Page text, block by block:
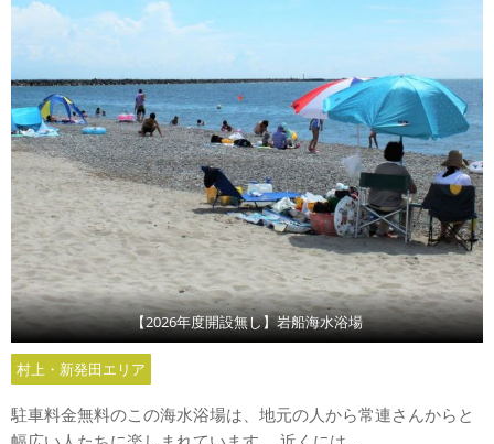
【2026年度開設無し】岩船海水浴場
村上・新発田エリア
駐車料金無料のこの海水浴場は、地元の人から常連さんからと